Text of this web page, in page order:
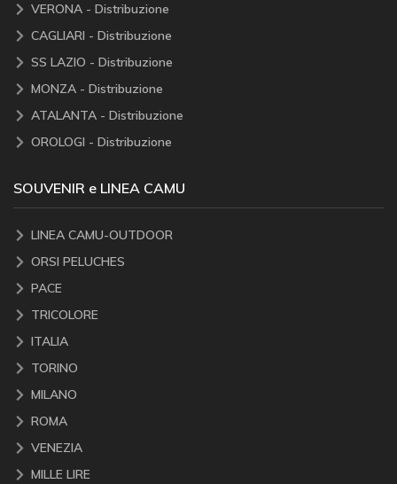
VERONA - Distribuzione
CAGLIARI - Distribuzione
SS LAZIO - Distribuzione
MONZA - Distribuzione
ATALANTA - Distribuzione
OROLOGI - Distribuzione
SOUVENIR e LINEA CAMU
LINEA CAMU-OUTDOOR
ORSI PELUCHES
PACE
TRICOLORE
ITALIA
TORINO
MILANO
ROMA
VENEZIA
MILLE LIRE